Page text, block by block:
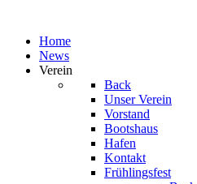
Home
News
Verein
Back
Unser Verein
Vorstand
Bootshaus
Hafen
Kontakt
Frühlingsfest